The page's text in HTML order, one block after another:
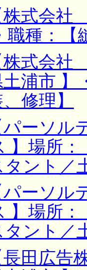
株式会
職種：【
株式会
浦市
修理】
パーソ
】場所
タント／
パーソ
】場所
タント／
長田広告